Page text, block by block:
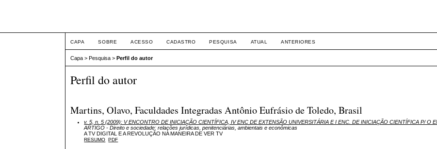
CAPA SOBRE ACESSO CADASTRO PESQUISA ATUAL ANTERIORES
Capa >Pesquisa >Perfil do autor
Perfil do autor
Martins, Olavo, Faculdades Integradas Antônio Eufrásio de Toledo, Brasil
v. 5, n. 5 (2009): V ENCONTRO DE INICIAÇÃO CIENTÍFICA, IV ENC DE EXTENSÃO UNIVERSITÁRIA E I ENC. DE INICIAÇÃO CIENTÍFICA P/ O
ARTIGO - Direito e sociedade: relações jurídicas, penitenciárias, ambientais e econômicas
A TV DIGITAL E A REVOLUÇÃO NA MANEIRA DE VER TV
RESUMO PDF